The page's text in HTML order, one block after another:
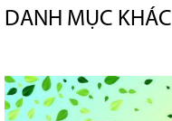
DANH MỤC KHÁC